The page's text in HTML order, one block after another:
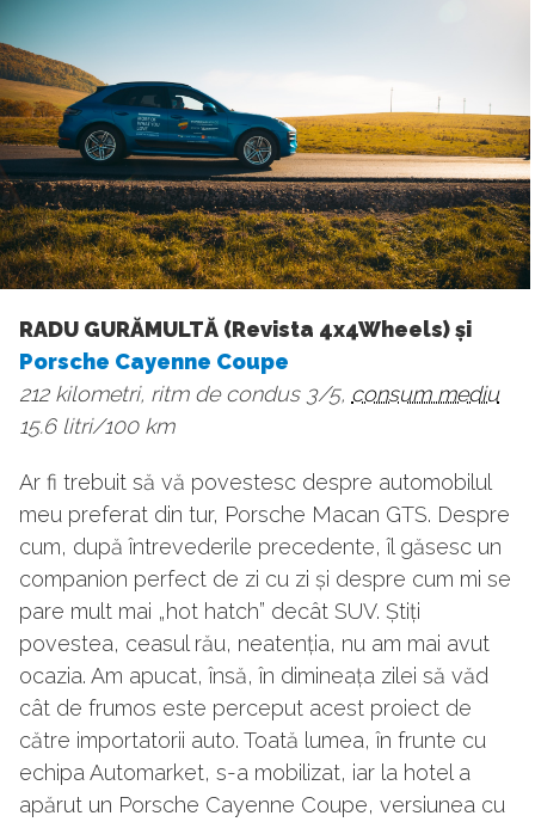
RADU GURĂMULTĂ (Revista 4x4Wheels) și
Porsche Cayenne Coupe
212 kilometri, ritm de condus 3/5, consum mediu
15.6 litri/100 km
Ar fi trebuit să vă povestesc despre automobilul
meu preferat din tur, Porsche Macan GTS. Despre
cum, după întrevederile precedente, îl găsesc un
companion perfect de zi cu zi și despre cum mi se
pare mult mai „hot hatch” decât SUV. Știți
povestea, ceasul rău, neatenția, nu am mai avut
ocazia. Am apucat, însă, în dimineața zilei să văd
cât de frumos este perceput acest proiect de
către importatorii auto. Toată lumea, în frunte cu
echipa Automarket, s-a mobilizat, iar la hotel a
apărut un Porsche Cayenne Coupe, versiunea cu